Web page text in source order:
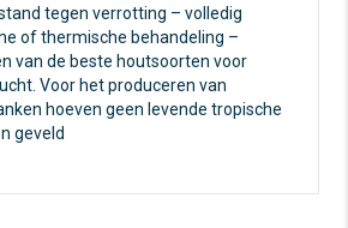
tegen verrotting – volledig
of thermische behandeling –
van de beste houtsoorten voor
Voor het produceren van
hoeven geen levende tropische
geveld